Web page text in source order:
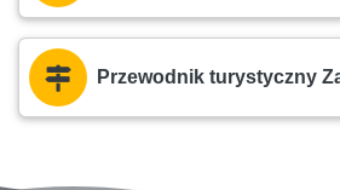
Przewodnik turystyczny